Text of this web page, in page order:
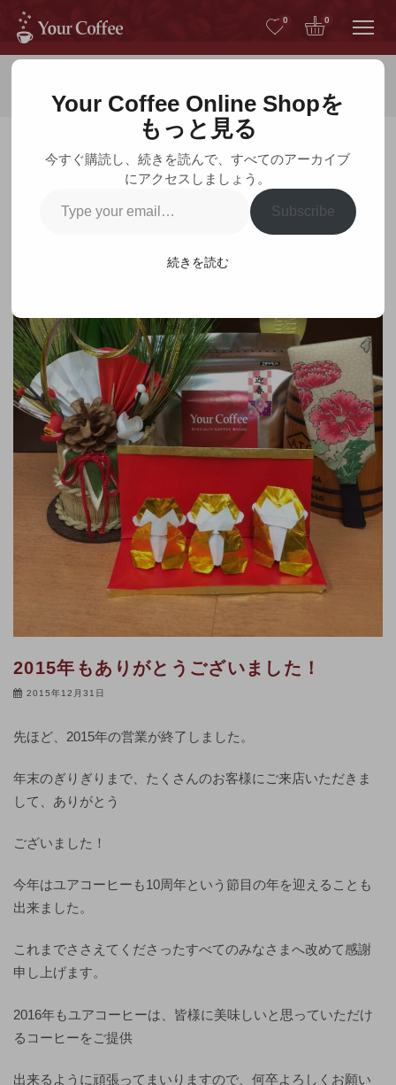
0 0
2015年もありがとうございました！
2015年12月31日
先ほど、2015年の営業が終了しました。
年末のぎりぎりまで、たくさんのお客様にご来店いただきま
して、ありがとう
ございました！
今年はユアコーヒーも10周年という節目の年を迎えることも
出来ました。
これまでささえてくださったすべてのみなさまへ改めて感謝
申し上げます。
2016年もユアコーヒーは、皆様に美味しいと思っていただけ
るコーヒーをご提供
出来るように頑張ってまいりますので、何卒よろしくお願い
Your Coffee Online Shopを
もっと見る
今すぐ購読し、続きを読んで、すべてのアーカイブ
にアクセスしましょう。
Subscribe
続きを読む